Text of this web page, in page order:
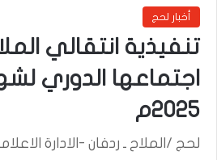
أخبار لحج
تنفيذية انتقالي
اجتماعها الدوري
2025م
لحج /الملاح ـ ردفان -الادارة